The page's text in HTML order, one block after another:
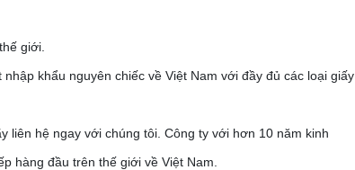
giới.
khẩu nguyên chiếc về Việt Nam với đầy đủ các loại giấy
liên hệ ngay với chúng tôi. Công ty với hơn 10 năm kinh
hàng đầu trên thế giới về Việt Nam.